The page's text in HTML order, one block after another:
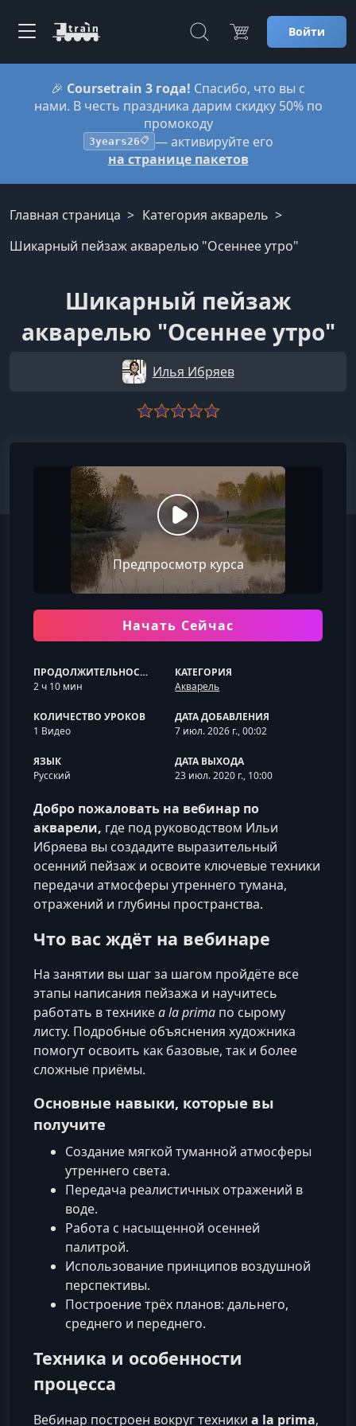
Войти
🎉 Coursetrain 3 года! Спасибо, что вы с
нами. В честь праздника дарим скидку 50% по
промокоду
3years26📋 — активируйте его
на странице пакетов
Главная страница
Категория акварель
Шикарный пейзаж акварелью "Осеннее утро"
Шикарный пейзаж
акварелью "Осеннее утро"
Илья Ибряев
Предпросмотр курса
Начать Сейчас
ПРОДОЛЖИТЕЛЬНОСТЬ
2 ч 10 мин
КАТЕГОРИЯ
Акварель
КОЛИЧЕСТВО УРОКОВ
1 Видео
ДАТА ДОБАВЛЕНИЯ
7 июл. 2026 г., 00:02
ЯЗЫК
Русский
ДАТА ВЫХОДА
23 июл. 2020 г., 10:00
Добро пожаловать на вебинар по
акварели, где под руководством Ильи
Ибряева вы создадите выразительный
осенний пейзаж и освоите ключевые техники
передачи атмосферы утреннего тумана,
отражений и глубины пространства.
Что вас ждёт на вебинаре
На занятии вы шаг за шагом пройдёте все
этапы написания пейзажа и научитесь
работать в техникеa la prima по сырому
листу. Подробные объяснения художника
помогут освоить как базовые, так и более
сложные приёмы.
Основные навыки, которые вы
получите
Создание мягкой туманной атмосферы
утреннего света.
Передача реалистичных отражений в
воде.
Работа с насыщенной осенней
палитрой.
Использование принципов воздушной
перспективы.
Построение трёх планов: дальнего,
среднего и переднего.
Техника и особенности
процесса
Вебинар построен вокруг техники a la prima,